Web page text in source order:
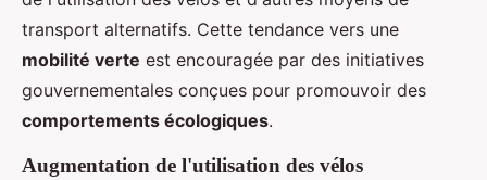
transport alternatifs. Cette tendance vers une
mobilité verte est encouragée par des initiatives
gouvernementales conçues pour promouvoir des
comportements écologiques.
Augmentation de l'utilisation des vélos